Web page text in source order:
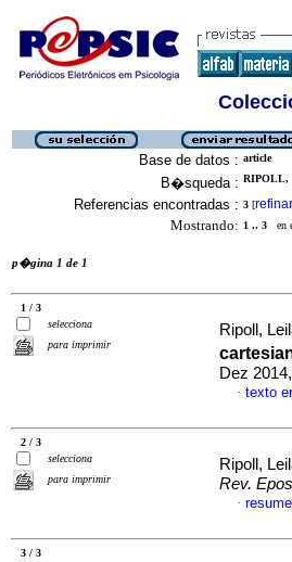
Base de datos : article
B�squeda : RIPOLL,
Referencias encontradas : 3 [refinar
Mostrando: 1 .. 3 en
p�gina 1 de 1
1 / 3
selecciona
para imprimir
Ripoll,
Dez
· texto
2 / 3
selecciona
para imprimir
Ripoll,
Rev. Epos
·
3 / 3